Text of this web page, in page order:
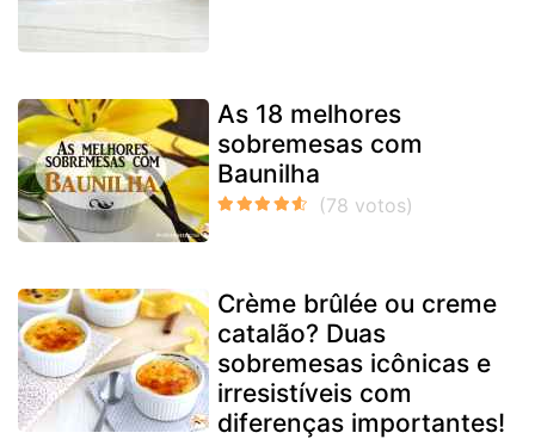
As 18 melhores
sobremesas com
Baunilha
Crème brûlée ou creme
catalão? Duas
sobremesas icônicas e
irresistíveis com
diferenças importantes!